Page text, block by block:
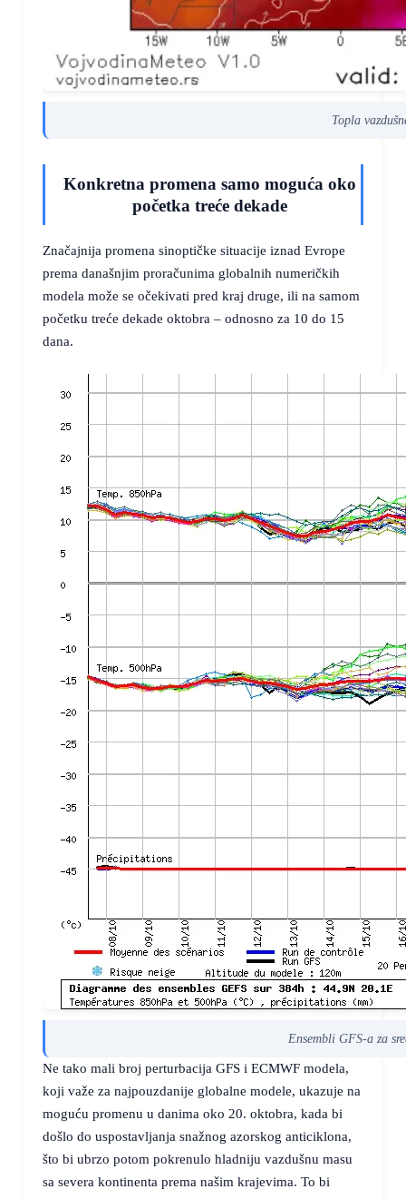
Topla
Konkretna promena samo moguća oko
početka treće dekade
Značajnija promena sinoptičke situacije iznad Evrope
prema današnjim proračunima globalnih numeričkih
modela može se očekivati pred kraj druge, ili na samom
početku treće dekade oktobra – odnosno za 10 do 15
dana.
Ensembli GFS-a za
Ne tako mali broj perturbacija GFS i ECMWF modela,
koji važe za najpouzdanije globalne modele, ukazuje na
moguću promenu u danima oko 20. oktobra, kada bi
došlo do uspostavljanja snažnog azorskog anticiklona,
što bi ubrzo potom pokrenulo hladniju vazdušnu masu
sa severa kontinenta prema našim krajevima. To bi